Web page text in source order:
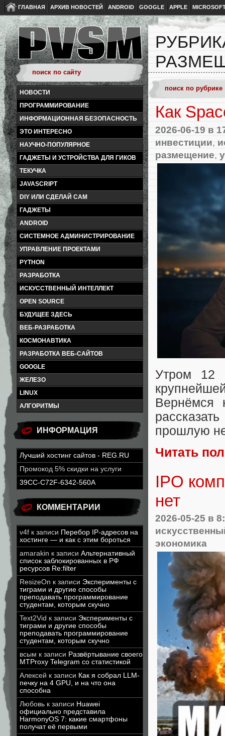
ГЛАВНАЯ АРХИВ НОВОСТЕЙ ANDROID GOOGLE APPLE
НОВОСТИ
ПРОГРАММИРОВАНИЕ
ИНФОРМАЦИОННАЯ БЕЗОПАСНОСТЬ
ЭТО ИНТЕРЕСНО
НАУЧНО-ПОПУЛЯРНОЕ
ГАДЖЕТЫ И УСТРОЙСТВА ДЛЯ ГИКОВ
ТЕКУЧКА
JAVASCRIPT
DIY ИЛИ СДЕЛАЙ САМ
ГАДЖЕТЫ
ANDROID
СИСТЕМНОЕ АДМИНИСТРИРОВАНИЕ
УПРАВЛЕНИЕ ПРОЕКТАМИ
PYTHON
РАЗРАБОТКА
ИСКУССТВЕННЫЙ ИНТЕЛЛЕКТ
OPEN SOURCE
БУДУЩЕЕ ЗДЕСЬ
ВЕБ-РАЗРАБОТКА
КОСМОНАВТИКА
РАЗРАБОТКА ВЕБ-САЙТОВ
GOOGLE
ЖЕЛЕЗО
LINUX
АЛГОРИТМЫ
ИНФОРМАЦИЯ
Лучший хостинг сайтов - REG.RU
Промокод 5% скидки на услуги
39CC-C72F-6342-560A
КОММЕНТАРИИ
v4f к записи Перебор IP-адресов на
хостинге — и как с этим бороться
amarakin к записи Альтернативный
список заблокированных в РФ
ресурсов Re:filter
ResizeOn к записи Эксперименты с
тиграми и другие способы
преподавать программирование
студентам, которым скучно
Text2Vid к записи Эксперименты с
тиграми и другие способы
преподавать программирование
студентам, которым скучно
всым к записи Развёртывание своего
MTProxy Telegram со статистикой
Алексей к записи Как я собрал LLM-
печку на 4 GPU, и на что она
способна
Любовь к записи Huawei
официально представила
HarmonyOS 7: какие смартфоны
получат её первыми
Как
2026-06-19 в
инвестиции,
размещение,
Утром
Вернёмся
прошлую
Читать
IPO
нет
2026-05-25 в
экономика